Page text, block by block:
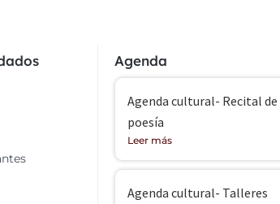
Agenda
Agenda cultural- Recital de
poesía
Leer más
Agenda cultural- Talleres